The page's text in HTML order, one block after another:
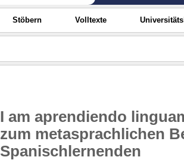
Stöbern Volltexte
I am aprendiendo
zum metasprachlichen
Spanischlernenden